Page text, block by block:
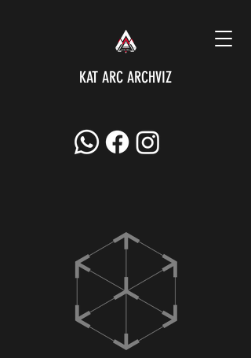
KAT ARC ARCHVIZ